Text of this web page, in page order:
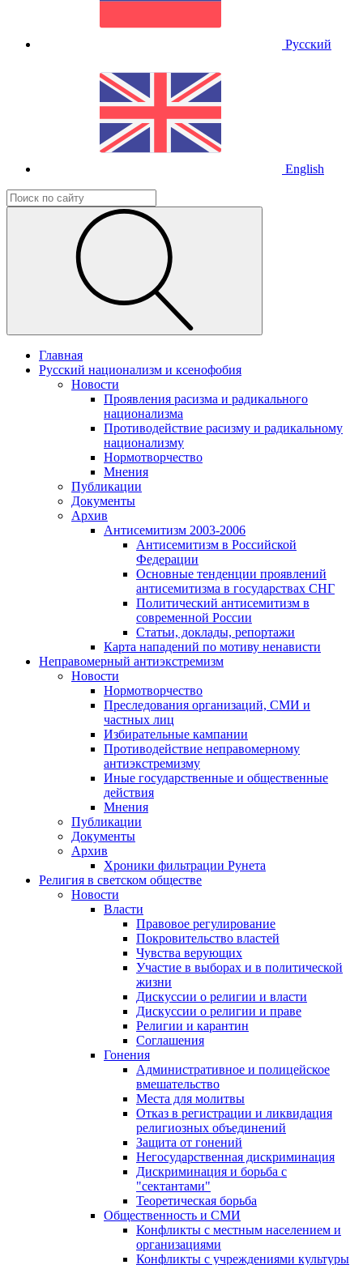
Русский
English
Главная
Русский национализм и ксенофобия
Новости
Проявления расизма и радикального
национализма
Противодействие расизму и радикальному
национализму
Нормотворчество
Мнения
Публикации
Документы
Архив
Антисемитизм 2003-2006
Антисемитизм в Российской
Федерации
Основные тенденции проявлений
антисемитизма в государствах СНГ
Политический антисемитизм в
современной России
Статьи, доклады, репортажи
Карта нападений по мотиву ненависти
Неправомерный антиэкстремизм
Новости
Нормотворчество
Преследования организаций, СМИ и
частных лиц
Избирательные кампании
Противодействие неправомерному
антиэкстремизму
Иные государственные и общественные
действия
Мнения
Публикации
Документы
Архив
Хроники фильтрации Рунета
Религия в светском обществе
Новости
Власти
Правовое регулирование
Покровительство властей
Чувства верующих
Участие в выборах и в политической
жизни
Дискуссии о религии и власти
Дискуссии о религии и праве
Религии и карантин
Соглашения
Гонения
Административное и полицейское
вмешательство
Места для молитвы
Отказ в регистрации и ликвидация
религиозных объединений
Защита от гонений
Негосударственная дискриминация
Дискриминация и борьба с
"сектантами"
Теоретическая борьба
Общественность и СМИ
Конфликты с местным населением и
организациями
Конфликты с учреждениями культуры